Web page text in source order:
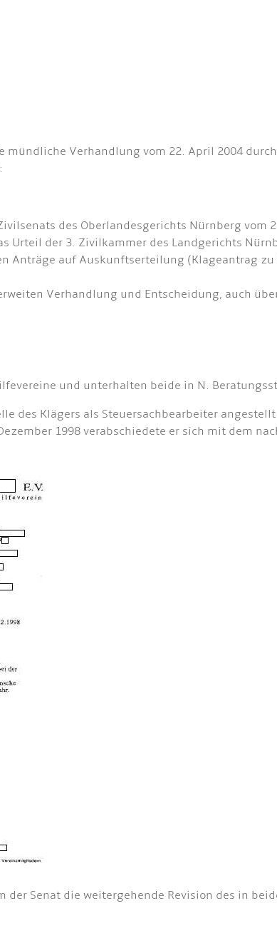
Verhandlung vom 22. April 2004
des Oberlandesgerichts Nürnberg vom
Urteil der 3. Zivilkammer des Landgerichts
Anträge auf Auskunftserteilung (Klageantrag
Verhandlung und Entscheidung, auch
und unterhalten beide in N.
des Klägers als Steuersachbearbeiter
1998 verabschiedete er sich mit dem
der Senat die weitergehende Revision des in